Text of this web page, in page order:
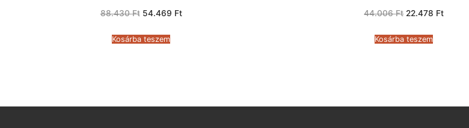
88.430Ft Original
88.430 Ft.
54.469 FtCurrent
Kosárba teszem
44.006Ft Original
44.006 Ft.
22.478 FtCurrent
Kosárba teszem